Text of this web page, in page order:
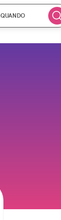
QUANDO